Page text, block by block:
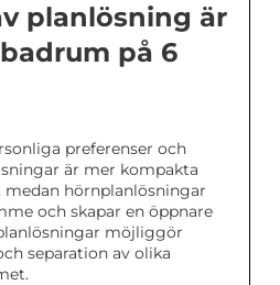
planlösning är
på 6
preferenser och
är mer kompakta
medan hörnplanlösningar
och skapar en öppnare
möjliggör
separation av olika